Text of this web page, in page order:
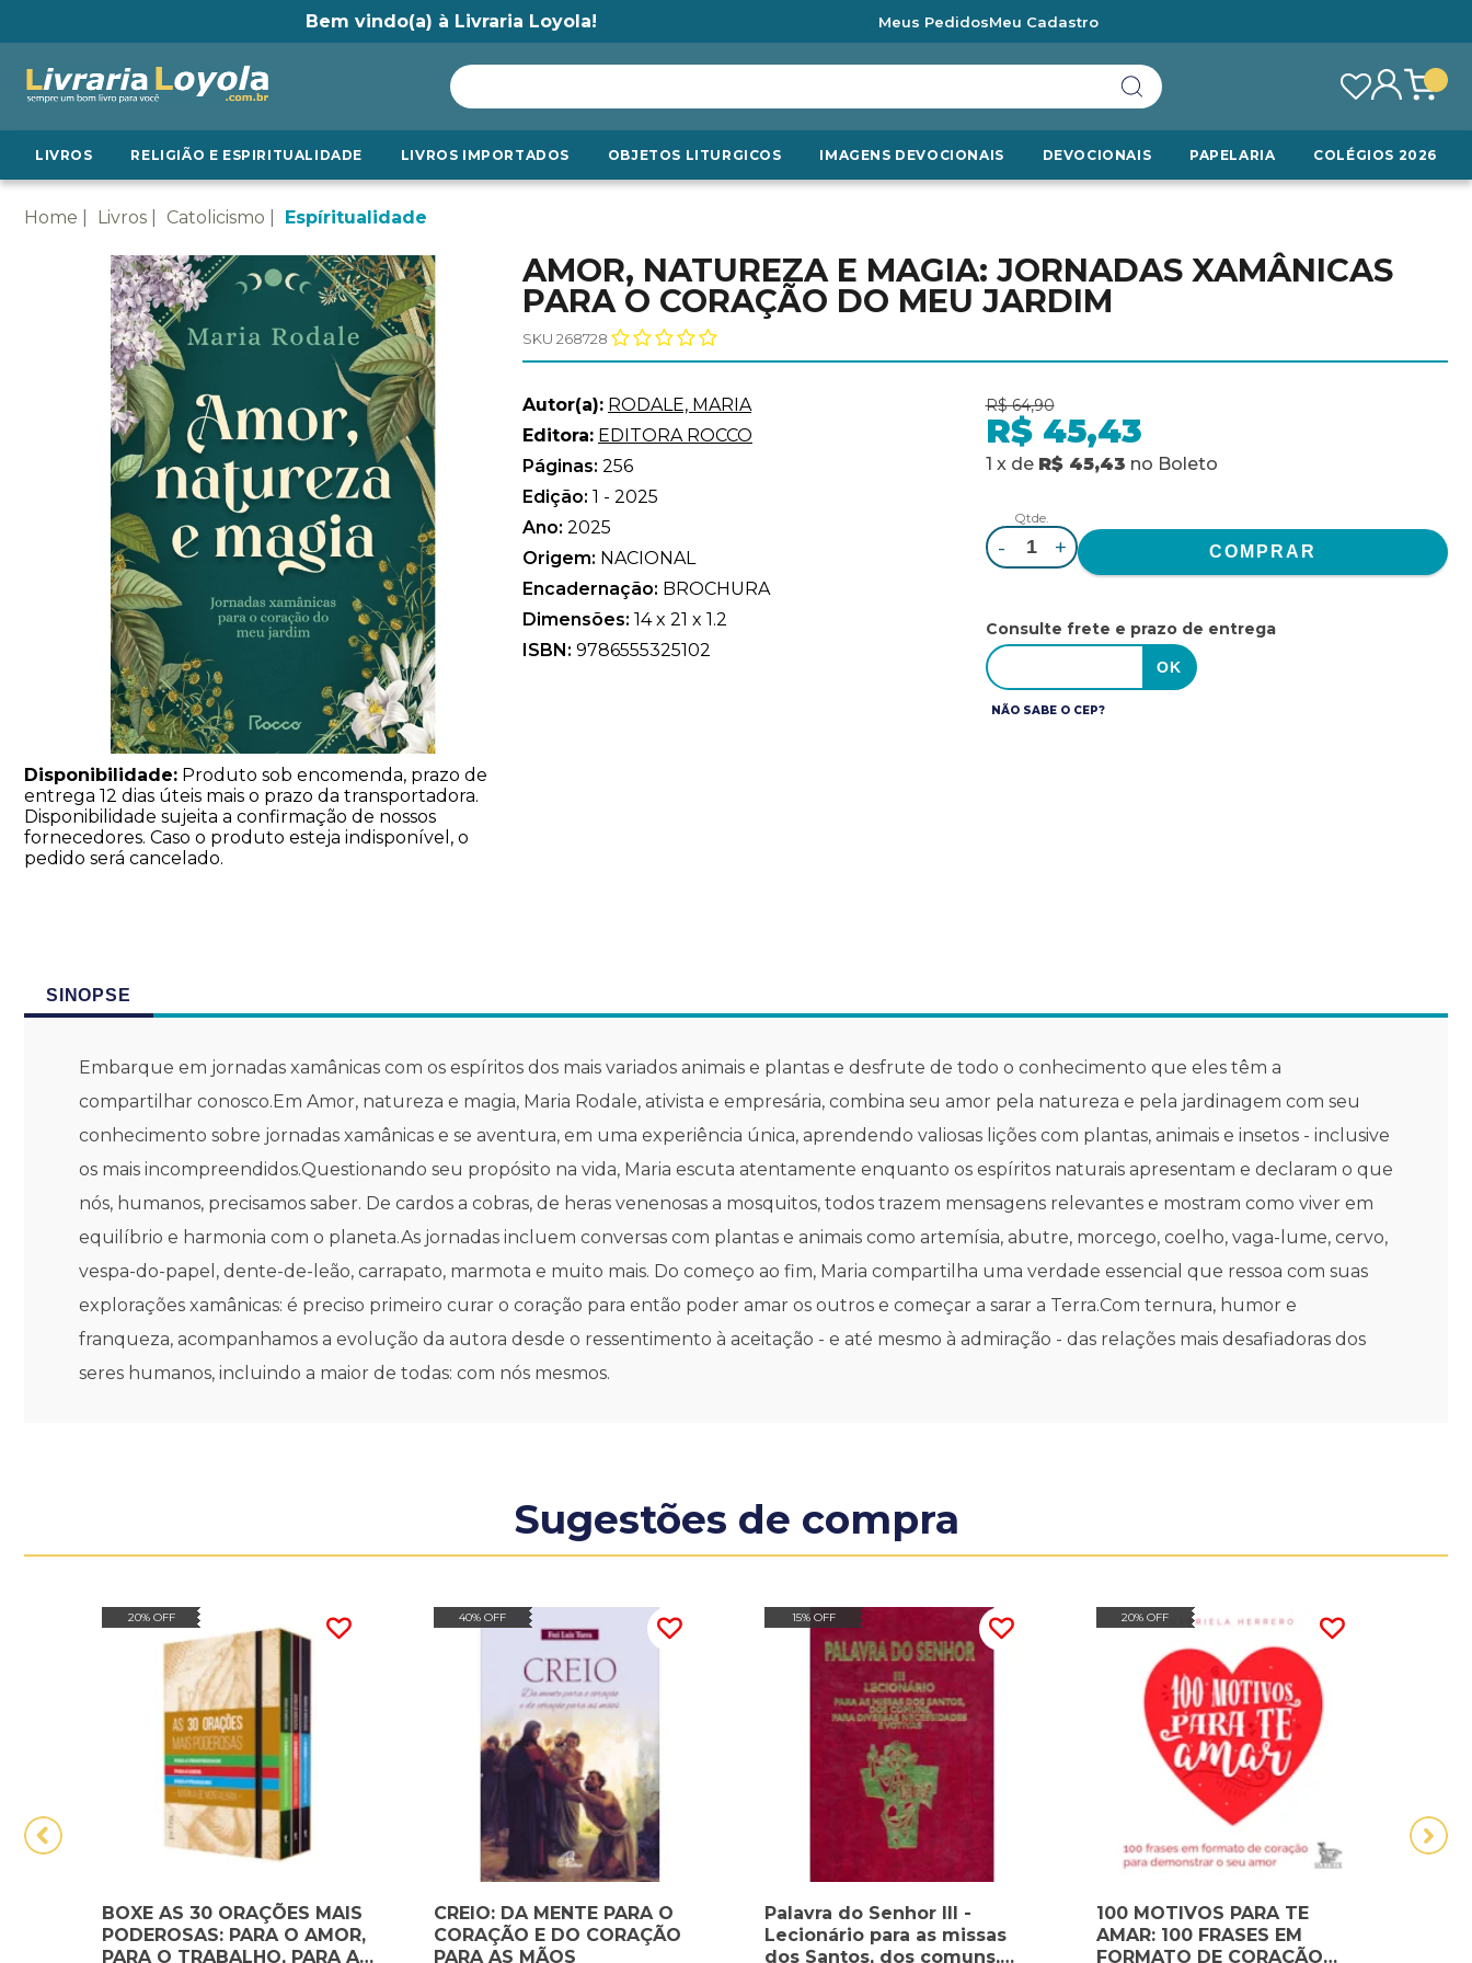
Bem vindo(a) à Livraria Loyola! Meus PedidosMeu Cadastro
LIVROS RELIGIÃO E ESPIRITUALIDADE LIVROS IMPORTADOS OBJETOS LITURGICOS IMAGENS DEVOCIONAIS DEVOCIONAIS PAPELARIA COLÉGIOS 2026
Home Livros Catolicismo Espíritualidade
Disponibilidade: Produto sob encomenda, prazo de
entrega 12 dias úteis mais o prazo da transportadora.
Disponibilidade sujeita a confirmação de nossos
fornecedores. Caso o produto esteja indisponível, o
pedido será cancelado.
AMOR, NATUREZA E MAGIA: JORNADAS XAMÂNICAS
PARA O CORAÇÃO DO MEU JARDIM
SKU 268728
Autor(a): RODALE, MARIA
Editora: EDITORA ROCCO
Páginas: 256
Edição: 1 - 2025
Ano: 2025
Origem: NACIONAL
Encadernação: BROCHURA
Dimensões: 14 x 21 x 1.2
ISBN: 9786555325102
R$ 64,90
R$ 45,43
1 x de R$ 45,43 no Boleto
Qtde.
- +
Consulte frete e prazo de entrega
NÃO SABE O CEP?
SINOPSE
Embarque em jornadas xamânicas com os espíritos dos mais variados animais e plantas e desfrute de todo o conhecimento que eles têm a
compartilhar conosco.Em Amor, natureza e magia, Maria Rodale, ativista e empresária, combina seu amor pela natureza e pela jardinagem com seu
conhecimento sobre jornadas xamânicas e se aventura, em uma experiência única, aprendendo valiosas lições com plantas, animais e insetos - inclusive
os mais incompreendidos.Questionando seu propósito na vida, Maria escuta atentamente enquanto os espíritos naturais apresentam e declaram o que
nós, humanos, precisamos saber. De cardos a cobras, de heras venenosas a mosquitos, todos trazem mensagens relevantes e mostram como viver em
equilíbrio e harmonia com o planeta.As jornadas incluem conversas com plantas e animais como artemísia, abutre, morcego, coelho, vaga-lume, cervo,
vespa-do-papel, dente-de-leão, carrapato, marmota e muito mais. Do começo ao fim, Maria compartilha uma verdade essencial que ressoa com suas
explorações xamânicas: é preciso primeiro curar o coração para então poder amar os outros e começar a sarar a Terra.Com ternura, humor e
franqueza, acompanhamos a evolução da autora desde o ressentimento à aceitação - e até mesmo à admiração - das relações mais desafiadoras dos
seres humanos, incluindo a maior de todas: com nós mesmos.
Sugestões de compra
20% OFF
BOXE AS 30 ORAÇÕES MAIS
PODEROSAS: PARA O AMOR,
PARA O TRABALHO, PARA A
40% OFF
CREIO: DA MENTE PARA O
CORAÇÃO E DO CORAÇÃO
PARA AS MÃOS
15% OFF
Palavra do Senhor III -
Lecionário para as missas
dos Santos, dos comuns,
20% OFF
100 MOTIVOS PARA TE
AMAR: 100 FRASES EM
FORMATO DE CORAÇÃO